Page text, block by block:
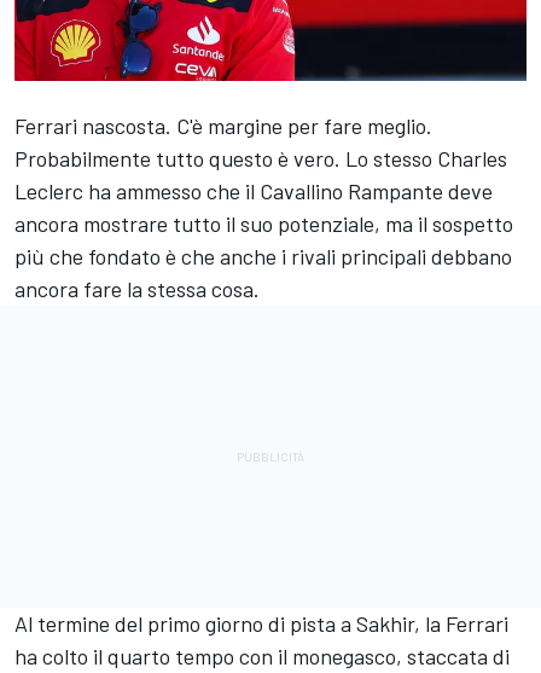
Ferrari nascosta. C'è margine per fare meglio.
Probabilmente tutto questo è vero. Lo stesso Charles
Leclerc ha ammesso che il Cavallino Rampante deve
ancora mostrare tutto il suo potenziale, ma il sospetto
più che fondato è che anche i rivali principali debbano
ancora fare la stessa cosa.
Al termine del primo giorno di pista a Sakhir, la Ferrari
ha colto il quarto tempo con il monegasco, staccata di